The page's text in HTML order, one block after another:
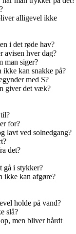
alligevel ikke
i det røde hav?
avisen hver dag?
man siger?
ikke kan snakke på?
med S?
giver det væk?
for?
lavt ved solnedgang?
det?
gå i stykker?
ikke kan afgøre?
holde på vand?
slå?
men bliver hårdt